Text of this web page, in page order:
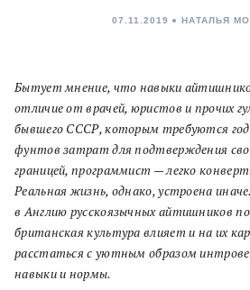
07.11.2019 НАТАЛЬЯ
Бытует мнение, что навыки
отличие от врачей, юристов и прочих
бывшего СССР, которым требуются
фунтов затрат для подтверждения
границей, программист — легко
Реальная жизнь, однако, устроена
в Англию русскоязычных айтишников
британская культура влияет и на их
расстаться с уютным образом
навыки и нормы.